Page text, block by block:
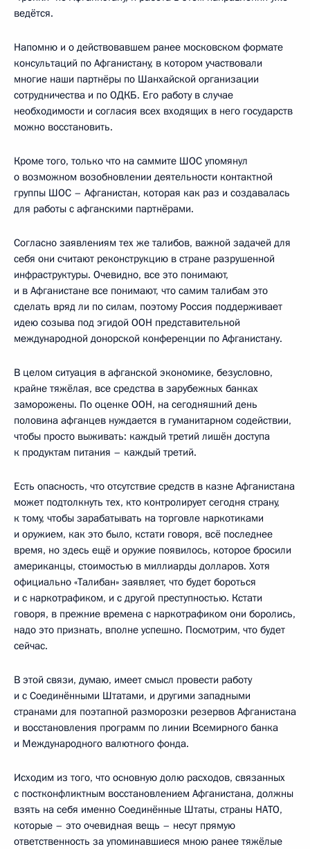
ведётся.
Напомню и о действовавшем ранее московском формате
консультаций по Афганистану, в котором участвовали
многие наши партнёры по Шанхайской организации
сотрудничества и по ОДКБ. Его работу в случае
необходимости и согласия всех входящих в него государств
можно восстановить.
Кроме того, только что на саммите ШОС упомянул
о возможном возобновлении деятельности контактной
группы ШОС – Афганистан, которая как раз и создавалась
для работы с афганскими партнёрами.
Согласно заявлениям тех же талибов, важной задачей для
себя они считают реконструкцию в стране разрушенной
инфраструктуры. Очевидно, все это понимают,
и в Афганистане все понимают, что самим талибам это
сделать вряд ли по силам, поэтому Россия поддерживает
идею созыва под эгидой ООН представительной
международной донорской конференции по Афганистану.
В целом ситуация в афганской экономике, безусловно,
крайне тяжёлая, все средства в зарубежных банках
заморожены. По оценке ООН, на сегодняшний день
половина афганцев нуждается в гуманитарном содействии,
чтобы просто выживать: каждый третий лишён доступа
к продуктам питания – каждый третий.
Есть опасность, что отсутствие средств в казне Афганистана
может подтолкнуть тех, кто контролирует сегодня страну,
к тому, чтобы зарабатывать на торговле наркотиками
и оружием, как это было, кстати говоря, всё последнее
время, но здесь ещё и оружие появилось, которое бросили
американцы, стоимостью в миллиарды долларов. Хотя
официально «Талибан» заявляет, что будет бороться
и с наркотрафиком, и с другой преступностью. Кстати
говоря, в прежние времена с наркотрафиком они боролись,
надо это признать, вполне успешно. Посмотрим, что будет
сейчас.
В этой связи, думаю, имеет смысл провести работу
и с Соединёнными Штатами, и другими западными
странами для поэтапной разморозки резервов Афганистана
и восстановления программ по линии Всемирного банка
и Международного валютного фонда.
Исходим из того, что основную долю расходов, связанных
с постконфликтным восстановлением Афганистана, должны
взять на себя именно Соединённые Штаты, страны НАТО,
которые – это очевидная вещь – несут прямую
ответственность за упоминавшиеся мною ранее тяжёлые